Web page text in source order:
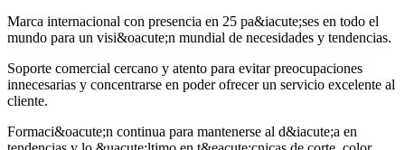
Marca internacional con presencia en 25 pa&iacute;ses en todo el
mundo para un visi&oacute;n mundial de necesidades y tendencias.
Soporte comercial cercano y atento para evitar preocupaciones
innecesarias y concentrarse en poder ofrecer un servicio excelente al
cliente.
Formaci&oacute;n continua para mantenerse al d&iacute;a en